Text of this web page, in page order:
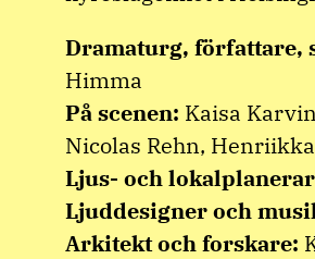
Dramaturg, författare,
Himma
På scenen: Kaisa
Nicolas Rehn,
Ljus- och
Ljuddesigner och
Arkitekt och forskare: